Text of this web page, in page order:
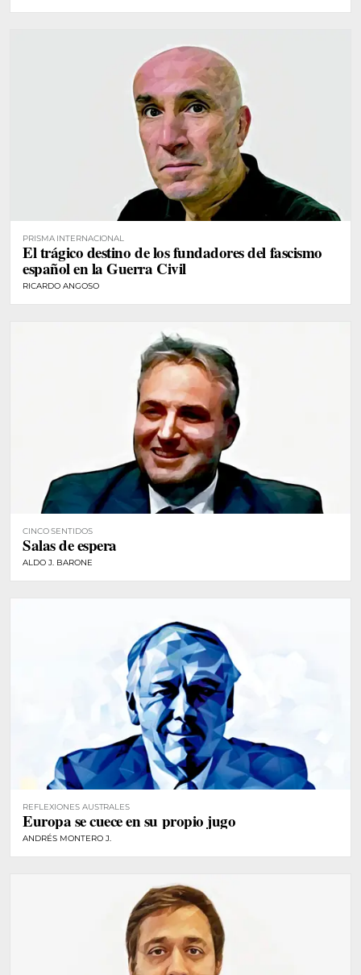
PRISMA INTERNACIONAL
El trágico destino de los fundadores del fascismo
español en la Guerra Civil
RICARDO ANGOSO
CINCO SENTIDOS
Salas de espera
ALDO J. BARONE
REFLEXIONES AUSTRALES
Europa se cuece en su propio jugo
ANDRÉS MONTERO J.